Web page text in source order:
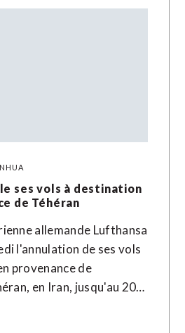
ses vols à destination
de Téhéran
allemande Lufthansa
l'annulation de ses vols
provenance de
en Iran, jusqu'au 20…